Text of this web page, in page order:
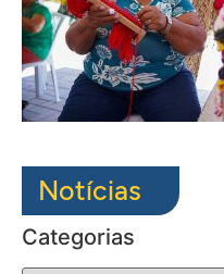
Notícias
Categorias